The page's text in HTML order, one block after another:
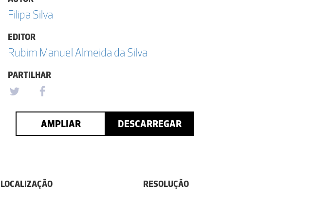
Filipa Silva
EDITOR
Rubim Manuel Almeida da Silva
PARTILHAR
AMPLIAR DESCARREGAR
LOCALIZAÇÃO RESOLUÇÃO